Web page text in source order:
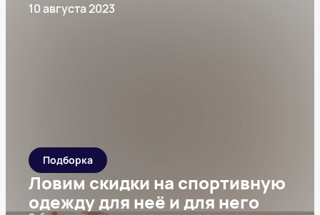
10 августа 2023
Подборка
Ловим скидки на спортивную
одежду для неё и для него